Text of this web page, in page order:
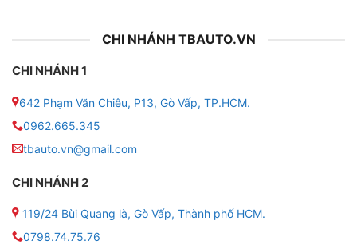
CHI NHÁNH TBAUTO.VN
CHI NHÁNH 1
642 Phạm Văn Chiêu, P13, Gò Vấp, TP.HCM.
0962.665.345
tbauto.vn@gmail.com
CHI NHÁNH 2
119/24 Bùi Quang là, Gò Vấp, Thành phố HCM.
0798.74.75.76